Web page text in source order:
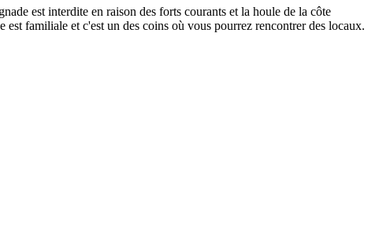
est interdite en raison des forts courants et la houle de la côte
est familiale et c'est un des coins où vous pourrez rencontrer des locaux.